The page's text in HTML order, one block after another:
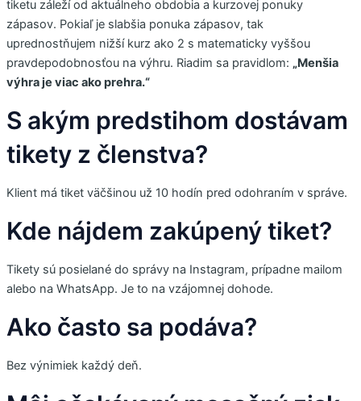
tiketu záleží od aktuálneho obdobia a kurzovej ponuky
zápasov. Pokiaľ je slabšia ponuka zápasov, tak
uprednostňujem nižší kurz ako 2 s matematicky vyššou
pravdepodobnosťou na výhru. Riadim sa pravidlom: „Menšia
výhra je viac ako prehra.“
S akým predstihom dostávam
tikety z členstva?
Klient má tiket väčšinou už 10 hodín pred odohraním v správe.
Kde nájdem zakúpený tiket?
Tikety sú posielané do správy na Instagram, prípadne mailom
alebo na WhatsApp. Je to na vzájomnej dohode.
Ako často sa podáva?
Bez výnimiek každý deň.